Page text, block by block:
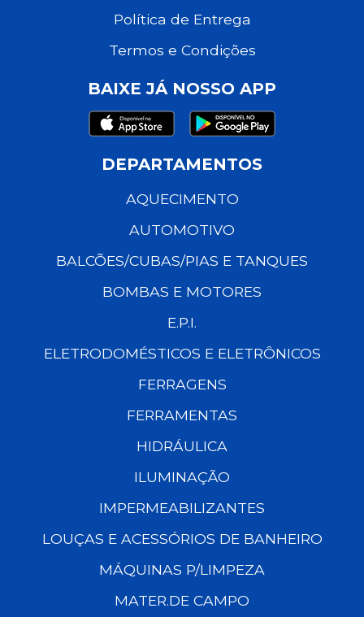
Política de Entrega
Termos e Condições
BAIXE JÁ NOSSO APP
DEPARTAMENTOS
AQUECIMENTO
AUTOMOTIVO
BALCÕES/CUBAS/PIAS E TANQUES
BOMBAS E MOTORES
E.P.I.
ELETRODOMÉSTICOS E ELETRÔNICOS
FERRAGENS
FERRAMENTAS
HIDRÁULICA
ILUMINAÇÃO
IMPERMEABILIZANTES
LOUÇAS E ACESSÓRIOS DE BANHEIRO
MÁQUINAS P/LIMPEZA
MATER.DE CAMPO